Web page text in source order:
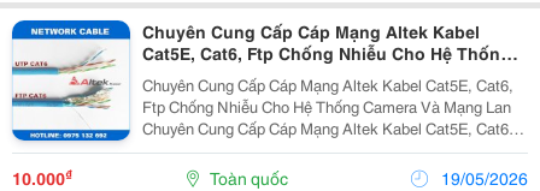
Chuyên Cung Cấp Cáp Mạng Altek Kabel
Cat5E, Cat6, Ftp Chống Nhiễu Cho Hệ Thống
Camera Và Mạng Lan
Chuyên Cung Cấp Cáp Mạng Altek Kabel Cat5E, Cat6,
Ftp Chống Nhiễu Cho Hệ Thống Camera Và Mạng Lan
Chuyên Cung Cấp Cáp Mạng Altek Kabel Cat5E, Cat6,
Ftp Chống Nhiễu Cho Hệ Thống Camera Và Mạng Lan ✅
Tốc Độ Truyền Cao, Tín Hiệu Ổn Định ✅ Lõi Đồng...
10.000₫ Toàn quốc 19/05/2026